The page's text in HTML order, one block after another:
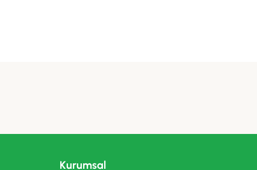
Kurumsal